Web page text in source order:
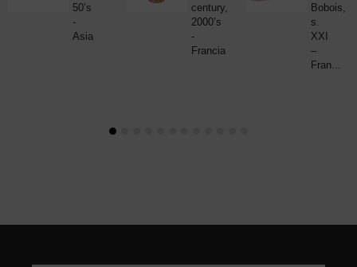
50’s
-
Asia
century,
2000’s
-
Francia
Bobois,
s.
XXI
–
Fran...